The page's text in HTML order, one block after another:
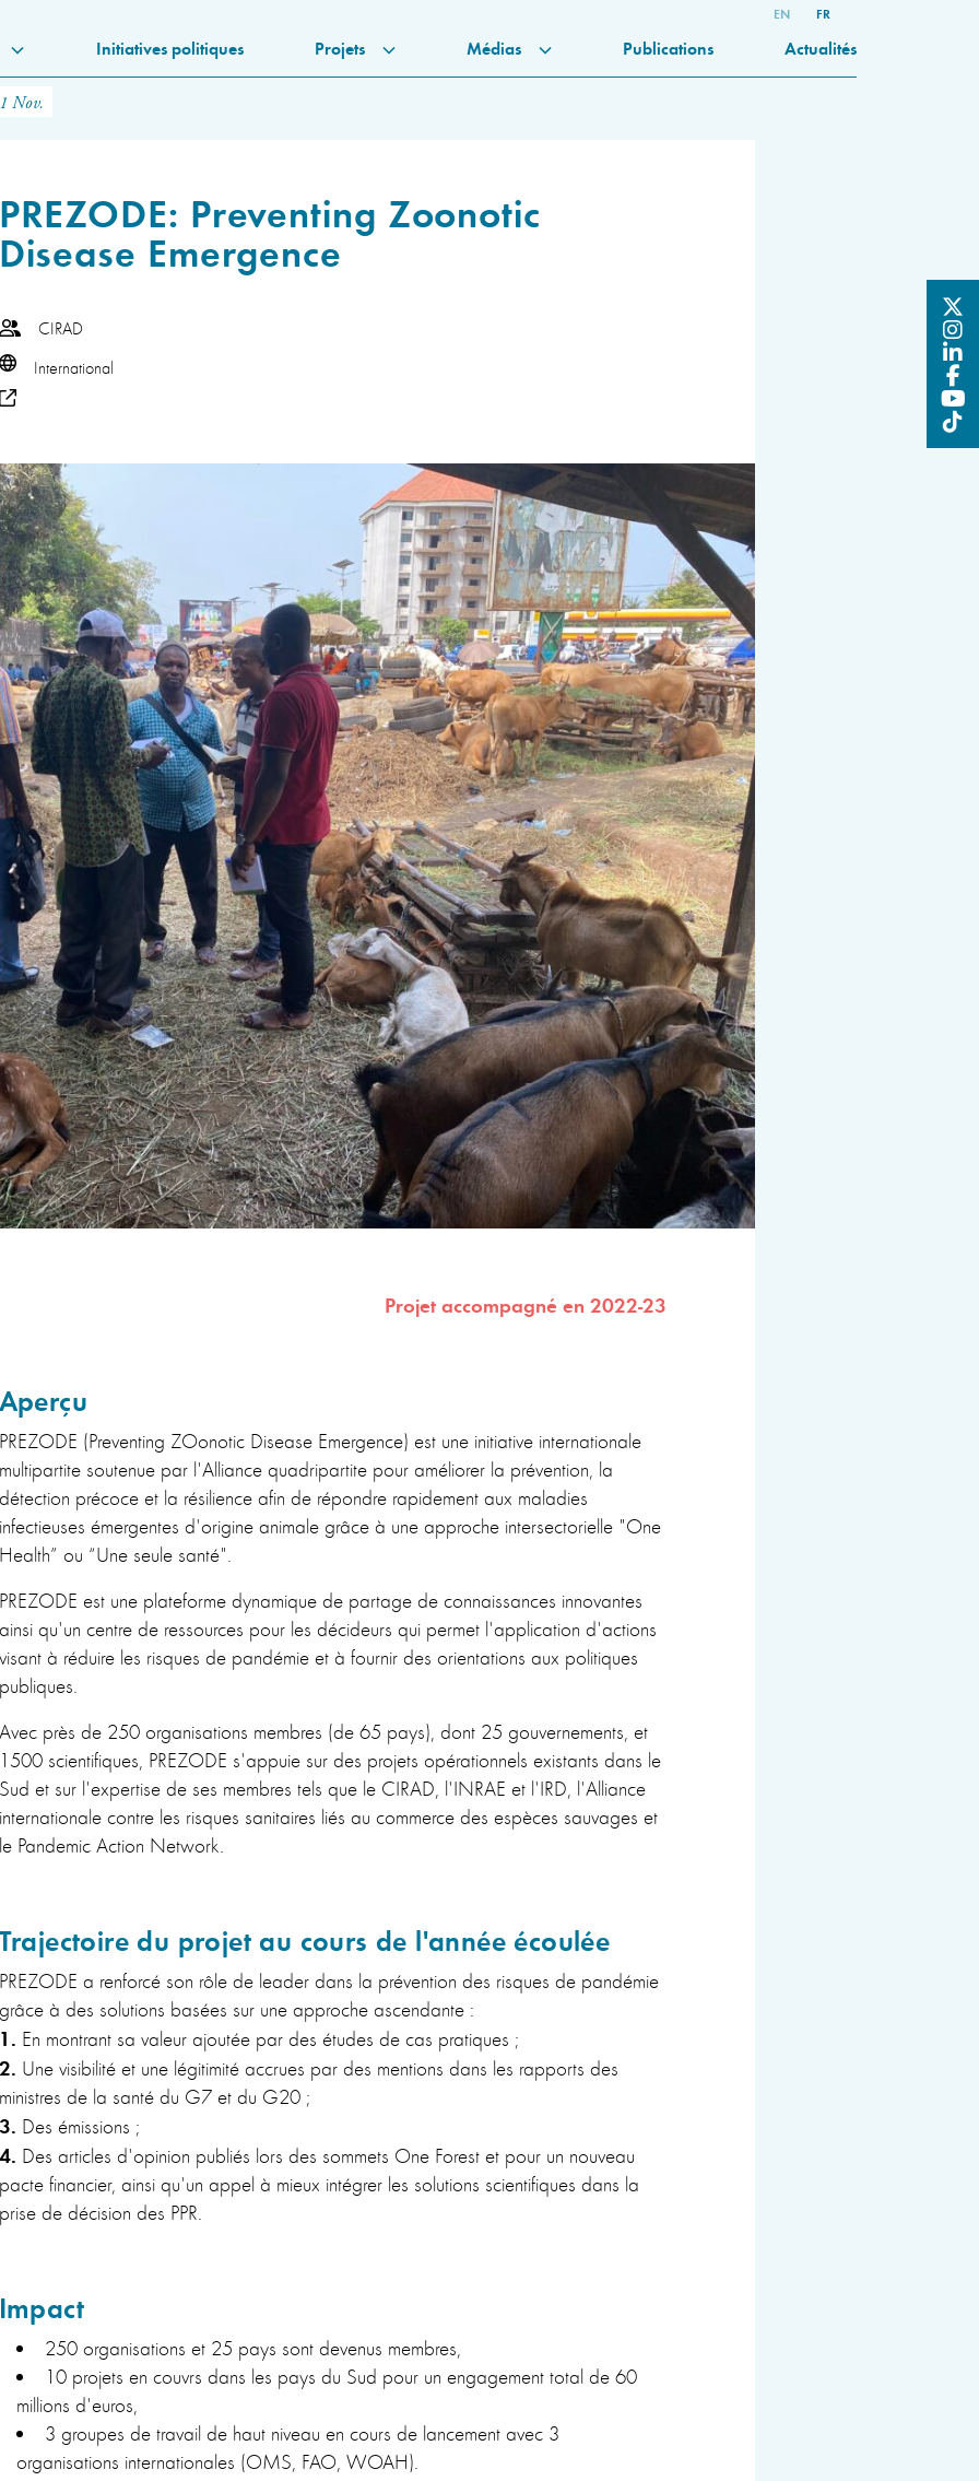
EN FR
Initiatives politiques Projets Médias Publications Actualités
Nov.
Preventing Zoonotic
Emergence
CIRAD
International
Projet accompagné en 2022-23
(Preventing ZOonotic Disease Emergence) est une initiative internationale
soutenue par l'Alliance quadripartite pour améliorer la prévention, la
précoce et la résilience afin de répondre rapidement aux maladies
émergentes d'origine animale grâce à une approche intersectorielle "One
ou “Une seule santé".
est une plateforme dynamique de partage de connaissances innovantes
qu'un centre de ressources pour les décideurs qui permet l'application d'actions
à réduire les risques de pandémie et à fournir des orientations aux politiques
près de 250 organisations membres (de 65 pays), dont 25 gouvernements, et
scientifiques, PREZODE s'appuie sur des projets opérationnels existants dans le
et sur l'expertise de ses membres tels que le CIRAD, l'INRAE et l'IRD, l'Alliance
contre les risques sanitaires liés au commerce des espèces sauvages et
Pandemic Action Network.
du projet au cours de l'année écoulée
a renforcé son rôle de leader dans la prévention des risques de pandémie
à des solutions basées sur une approche ascendante :
En montrant sa valeur ajoutée par des études de cas pratiques ;
Une visibilité et une légitimité accrues par des mentions dans les rapports des
de la santé du G7 et du G20 ;
Des émissions ;
Des articles d'opinion publiés lors des sommets One Forest et pour un nouveau
financier, ainsi qu'un appel à mieux intégrer les solutions scientifiques dans la
de décision des PPR.
250 organisations et 25 pays sont devenus membres,
10 projets en couvrs dans les pays du Sud pour un engagement total de 60
millions d'euros,
3 groupes de travail de haut niveau en cours de lancement avec 3
organisations internationales (OMS, FAO, WOAH).